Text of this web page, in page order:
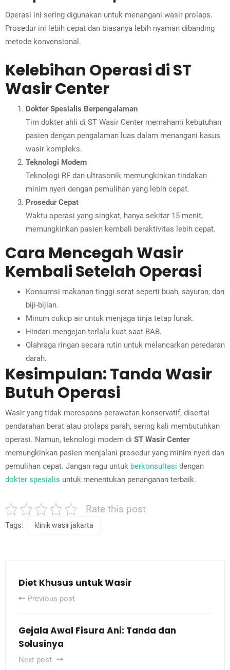
Operasi ini sering digunakan untuk menangani wasir prolaps.
Prosedur ini lebih cepat dan biasanya lebih nyaman dibanding
metode konvensional.
Kelebihan Operasi di ST
Wasir Center
Dokter Spesialis Berpengalaman
Tim dokter ahli di ST Wasir Center memahami kebutuhan
pasien dengan pengalaman luas dalam menangani kasus
wasir kompleks.
Teknologi Modern
Teknologi RF dan ultrasonik memungkinkan tindakan
minim nyeri dengan pemulihan yang lebih cepat.
Prosedur Cepat
Waktu operasi yang singkat, hanya sekitar 15 menit,
memungkinkan pasien kembali beraktivitas lebih cepat.
Cara Mencegah Wasir
Kembali Setelah Operasi
Konsumsi makanan tinggi serat seperti buah, sayuran, dan
biji-bijian.
Minum cukup air untuk menjaga tinja tetap lunak.
Hindari mengejan terlalu kuat saat BAB.
Olahraga ringan secara rutin untuk melancarkan peredaran
darah.
Kesimpulan: Tanda Wasir
Butuh Operasi
Wasir yang tidak merespons perawatan konservatif, disertai
pendarahan berat atau prolaps parah, sering kali membutuhkan
operasi. Namun, teknologi modern di ST Wasir Center
memungkinkan pasien menjalani prosedur yang minim nyeri dan
pemulihan cepat. Jangan ragu untuk berkonsultasi dengan
dokter spesialis untuk menentukan penanganan terbaik.
Rate this post
Tags: klinik wasir jakarta
Diet Khusus untuk Wasir
Previous post
Gejala Awal Fisura Ani: Tanda dan
Solusinya
Next post